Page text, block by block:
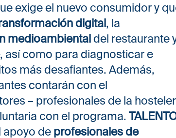
exige el nuevo consumidor y
digital, la
medioambientaldel restaurante
, así como para diagnosticar e
más desafiantes. Además,
contarán con el
– profesionales de la
con el programa.
apoyo de profesionales de